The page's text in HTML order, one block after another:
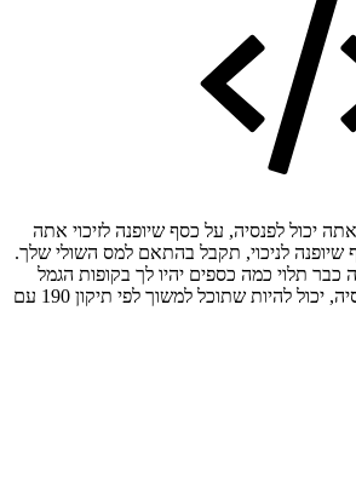
יכול לפנסיה, על כסף שיופנה לזיכוי אתה
תלוי כמה כספים יהיו לך בקופות הגמל
וקרנות הפנסיה בגיל הפנסיה, יכול להיות שתוכל למשוך לפי תיקון 190 עם